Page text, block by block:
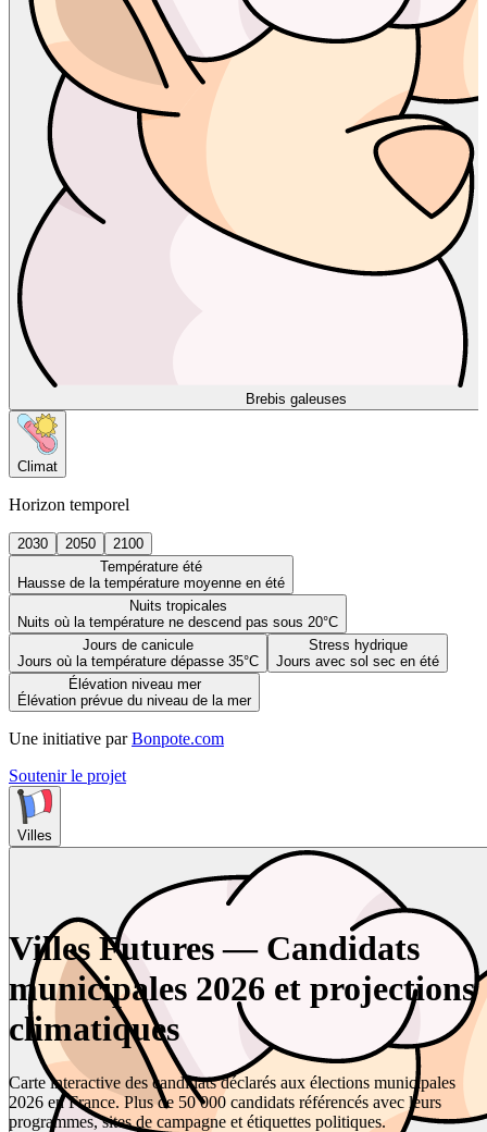
Brebis galeuses
Climat
Horizon temporel
2030 2050
2100
Température été
Hausse de la température moyenne en été
Nuits tropicales
Nuits où la température ne descend pas sous 20°C
Jours de canicule
Jours où la température dépasse 35°C
Stress hydrique
Jours avec sol sec en été
Élévation niveau mer
Élévation prévue du niveau de la mer
Une initiative par Bonpote.com
Soutenir le projet
Villes
Villes Futures — Candidats
municipales 2026 et projections
climatiques
Carte interactive des candidats déclarés aux élections municipales
2026 en France. Plus de 50 000 candidats référencés avec leurs
programmes, sites de campagne et étiquettes politiques.